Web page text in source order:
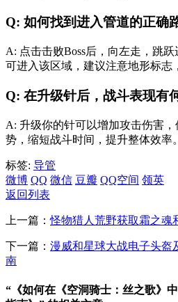
Q: 如何找到进入管道的正确
A: 点击击败Boss后，向左走，跳
可进入该区域，建议注意地形标志
Q: 在升级针后，战斗表现有
A: 升级你的针可以增加攻击伤害
势，缩短战斗时间，提升整体效率。
标签: 导管
微博 QQ 微信 豆瓣 QQ空间 领英
返回列表
上一篇：怪物猎人荒野获取霜之魂
下一篇： 漫威和星球大战电子头盔
南
“《如何在《空洞骑士：丝之歌》